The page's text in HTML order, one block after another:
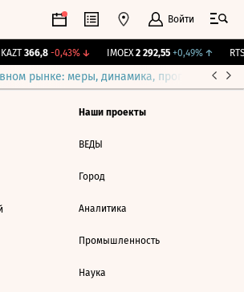
Войти
KAZT 366,8 -0,43%↓ IMOEX 2 292,55 +0,49%↑ RTSI
рынке: меры, динамика, прогнозы
Наши проекты
ВЕДЫ
Город
Аналитика
Промышленность
Наука